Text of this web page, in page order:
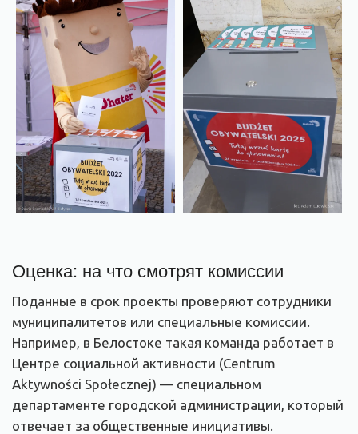
Оценка: на что смотрят комиссии
Поданные в срок проекты проверяют сотрудники
муниципалитетов или специальные комиссии.
Например, в Белостоке такая команда работает в
Центре социальной активности (Centrum
Aktywności Społecznej) — специальном
департаменте городской администрации, который
отвечает за общественные инициативы.